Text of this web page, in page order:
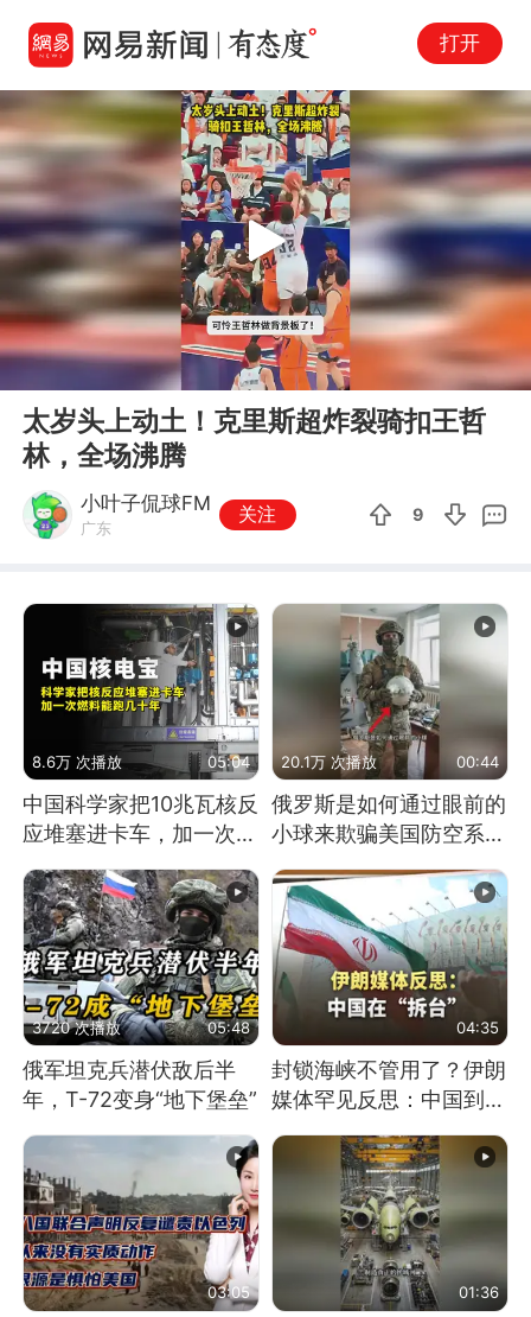
打开
00:12
Play
太岁头上动土！克里斯超炸裂骑扣王哲
林，全场沸腾
小叶子侃球FM
广东
关注 9
8.6万 次播放 05:04
中国科学家把10兆瓦核反
应堆塞进卡车，加一次燃
料能跑几十年
20.1万 次播放 00:44
俄罗斯是如何通过眼前的
小球来欺骗美国防空系统
的
3720 次播放 05:48
俄军坦克兵潜伏敌后半
年，T-72变身“地下堡垒”
04:35
封锁海峡不管用了？伊朗
媒体罕见反思：中国到底
03:05 01:36